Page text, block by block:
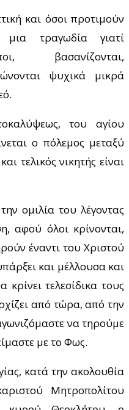
και όσοι προτιμούν
τραγωδία γιατί
βασανίζονται,
ψυχικά μικρά
του αγίου
ο πόλεμος μεταξύ
τελικός νικητής είναι
ομιλία του λέγοντας
αφού όλοι κρίνονται,
έναντι του Χριστού
και μέλλουσα και
τελεσίδικα τους
από τώρα, από την
να τηρούμε
με το Φως.
κατά την ακολουθία
Μητροπολίτου